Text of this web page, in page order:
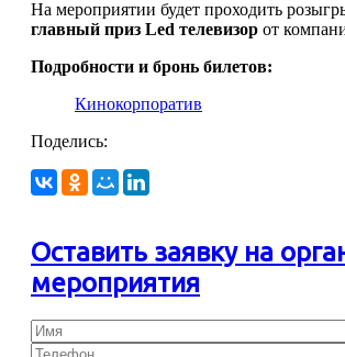
На мероприятии будет проходить
главный приз Led телевизор от
Подробности и бронь билетов:
Кинокорпоратив
Поделись:
Оставить заявку на
мероприятия